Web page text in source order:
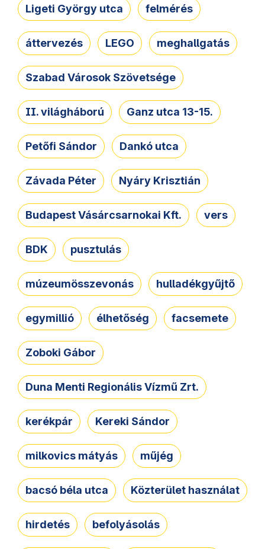
Ligeti György utca felmérés
áttervezés LEGO meghallgatás
Szabad Városok Szövetsége
II. világháború Ganz utca 13-15.
Petőfi Sándor Dankó utca
Závada Péter Nyáry Krisztián
Budapest Vásárcsarnokai Kft. vers
BDK pusztulás
múzeumösszevonás hulladékgyűjtő
egymillió élhetőség facsemete
Zoboki Gábor
Duna Menti Regionális Vízmű Zrt.
kerékpár Kereki Sándor
milkovics mátyás műjég
bacsó béla utca Közterület használat
hirdetés befolyásolás